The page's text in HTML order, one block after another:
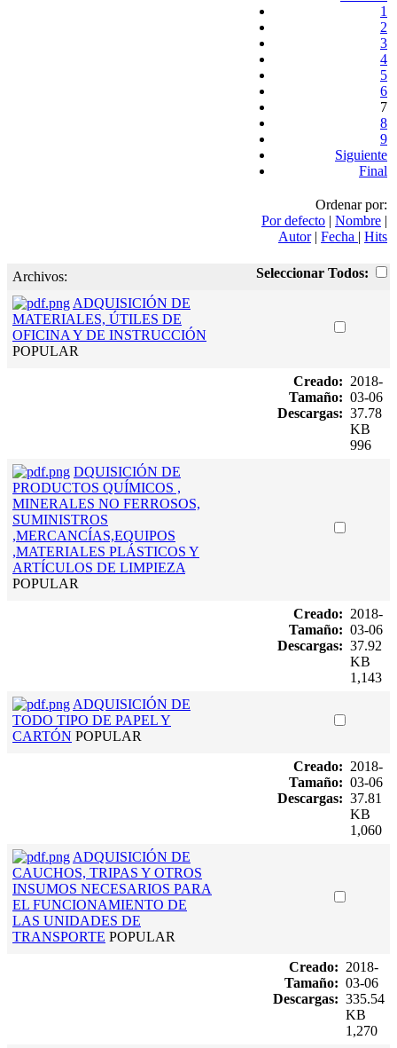
1
2
3
4
5
6
7
8
9
Siguiente
Final
Ordenar por:
Por defecto | Nombre |
Autor| Fecha | Hits
Seleccionar Todos:
Archivos:
ADQUISICIÓN DE
MATERIALES, ÚTILES DE
OFICINA Y DE INSTRUCCIÓN
POPULAR
Creado:
Tamaño:
Descargas:
2018-
03-06
37.78
KB
996
DQUISICIÓN DE
PRODUCTOS QUÍMICOS ,
MINERALES NO FERROSOS,
SUMINISTROS
,MERCANCÍAS,EQUIPOS
,MATERIALES PLÁSTICOS Y
ARTÍCULOS DE LIMPIEZA
POPULAR
Creado:
Tamaño:
Descargas:
2018-
03-06
37.92
KB
1,143
ADQUISICIÓN DE
TODO TIPO DE PAPEL Y
CARTÓN POPULAR
Creado:
Tamaño:
Descargas:
2018-
03-06
37.81
KB
1,060
ADQUISICIÓN DE
CAUCHOS, TRIPAS Y OTROS
INSUMOS NECESARIOS PARA
EL FUNCIONAMIENTO DE
LAS UNIDADES DE
TRANSPORTE POPULAR
Creado:
Tamaño:
Descargas:
2018-
03-06
335.54
KB
1,270